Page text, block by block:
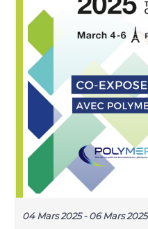
04 Mars 2025 - 06 Mars 2025